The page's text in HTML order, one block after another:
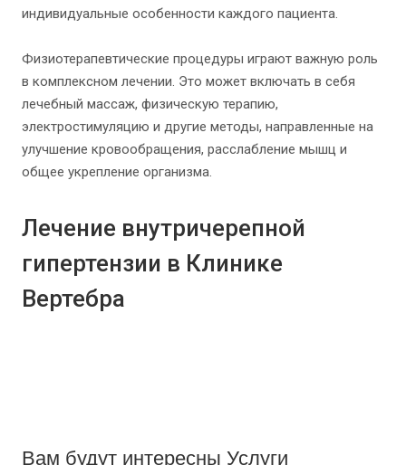
индивидуальные особенности каждого пациента.
Физиотерапевтические процедуры играют важную роль
в комплексном лечении. Это может включать в себя
лечебный массаж, физическую терапию,
электростимуляцию и другие методы, направленные на
улучшение кровообращения, расслабление мышц и
общее укрепление организма.
Лечение внутричерепной
гипертензии в Клинике
Вертебра
Вам будут интересны Услуги